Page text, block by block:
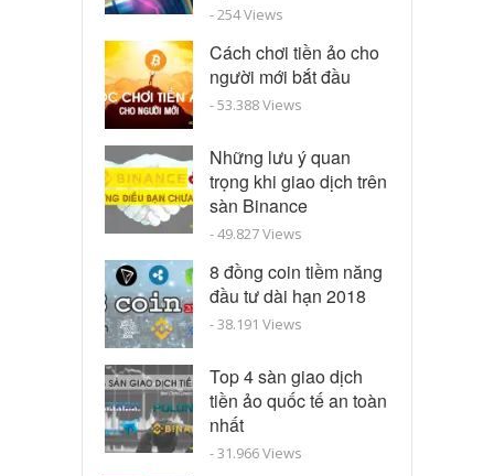
- 254 Views
Cách chơi tiền ảo cho
người mới bắt đầu
- 53.388 Views
Những lưu ý quan
trọng khi giao dịch trên
sàn Binance
- 49.827 Views
8 đồng coin tiềm năng
đầu tư dài hạn 2018
- 38.191 Views
Top 4 sàn giao dịch
tiền ảo quốc tế an toàn
nhất
- 31.966 Views